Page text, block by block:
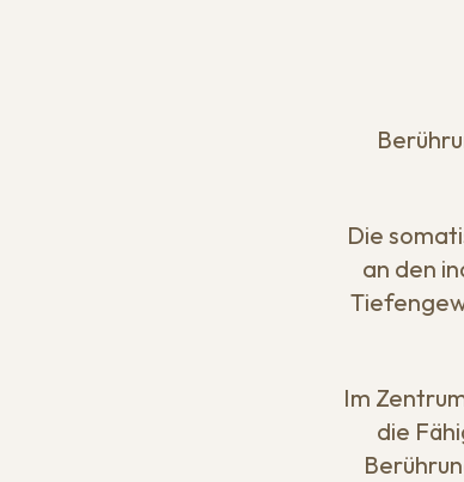
Die
an den
Im
die